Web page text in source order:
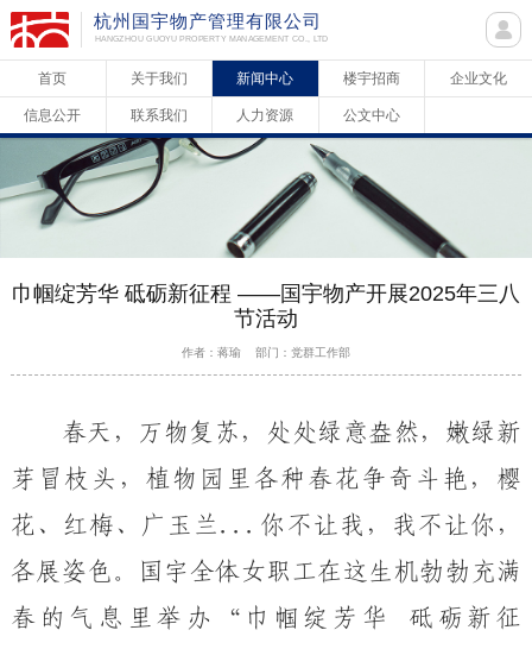
杭州国宇物产管理有限公司
HANGZHOU GUOYU PROPERTY MANAGEMENT CO., LTD
首页 关于我们 新闻中心 楼宇招商 企业文化
信息公开 联系我们 人力资源 公文中心
巾帼绽芳华 砥砺新征程 ——国宇物产开展2025年三八
节活动
作者：蒋瑜 部门：党群工作部
春天，万物复苏，处处绿意盎然，嫩绿新
芽冒枝头， 植物园里 各种春花争奇斗艳， 樱
花、红梅、广玉兰 ... 你不让我，我不让你，
各展姿色 。
国宇全体女职工在这生机勃勃充满
春的气息里举办
“巾帼绽芳华 砥砺新征